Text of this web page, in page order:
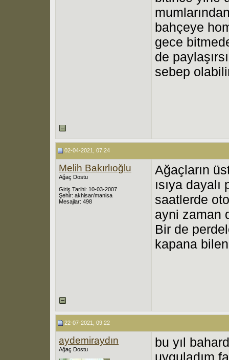
bahçeye
gece
de
sebep
02-04-2021, 07:24
Melih Bakırlıoğlu
Ağaç Dostu
Giriş Tarihi: 10-03-2007
Şehir: akhisar/manisa
Mesajlar: 498
Ağaçların
ısıya
saatlerde
ayni zaman
Bir de
kapana
22-07-2021, 09:22
aydemiraydın
Ağaç Dostu
bu yıl
uyguladım